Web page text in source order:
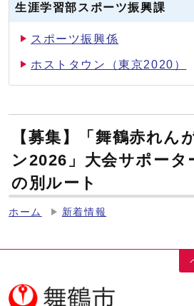
生涯学習部スポーツ振興課
スポーツ振興係
ホストタウン（東京2020）
【募集】「舞鶴赤れん
ン2026」大会サポータ
の別ルート
ホーム 新着情報